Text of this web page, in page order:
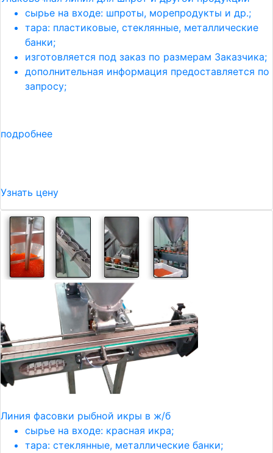
сырье на входе: шпроты, морепродукты и др.;
тара: пластиковые, стеклянные, металлические
банки;
изготовляется под заказ по размерам Заказчика;
дополнительная информация предоставляется по
запросу;
подробнее
Узнать цену
Линия фасовки рыбной икры в ж/б
сырье на входе: красная икра;
тара: стеклянные, металлические банки;